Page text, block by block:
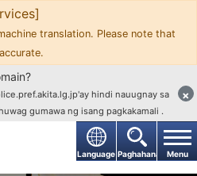
Language Paghahanap Menu
hindi nauugnay sa
gumawa ng isang pagkakamali .
×
translation. Please note that